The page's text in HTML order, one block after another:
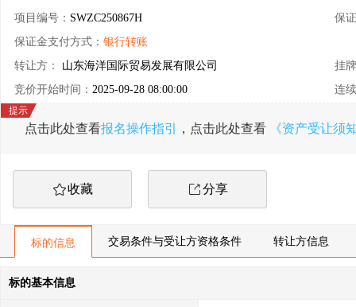
项目编号： SWZC250867H
保
保证金支付方式： 银行转账
转让方： 山东海洋国际贸易发展有限公司
挂
竞价开始时间： 2025-09-28 08:00:00 连
点击此处查看报名操作指引 ，点击此处查看 《资产受让须
收藏 分享
标的信息 交易条件与受让方资格条件 转让方信息
标的基本信息